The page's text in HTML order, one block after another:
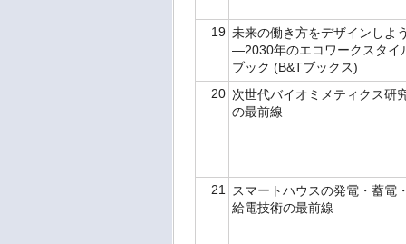
19 未来の働き方をデザインしよ
―2030年のエコワークスタイ
ブック (B&Tブックス)
20 次世代バイオミメティクス研
の最前線
21
スマートハウスの発電・蓄電
給電技術の最前線